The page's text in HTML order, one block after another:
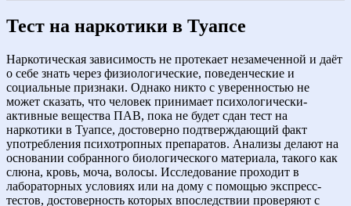
Тест на наркотики в Туапсе
Наркотическая зависимость не протекает незамеченной и даёт
о себе знать через физиологические, поведенческие и
социальные признаки. Однако никто с уверенностью не
может сказать, что человек принимает психологически-
активные вещества ПАВ, пока не будет сдан тест на
наркотики в Туапсе, достоверно подтверждающий факт
употребления психотропных препаратов. Анализы делают на
основании собранного биологического материала, такого как
слюна, кровь, моча, волосы. Исследование проходит в
лабораторных условиях или на дому с помощью экспресс-
тестов, достоверность которых впоследствии проверяют с